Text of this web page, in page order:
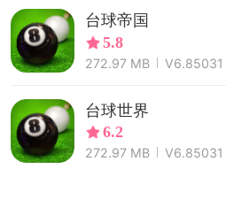
台球帝国
5.8
272.97 MB V6.85031
台球世界
6.2
272.97 MB V6.85031